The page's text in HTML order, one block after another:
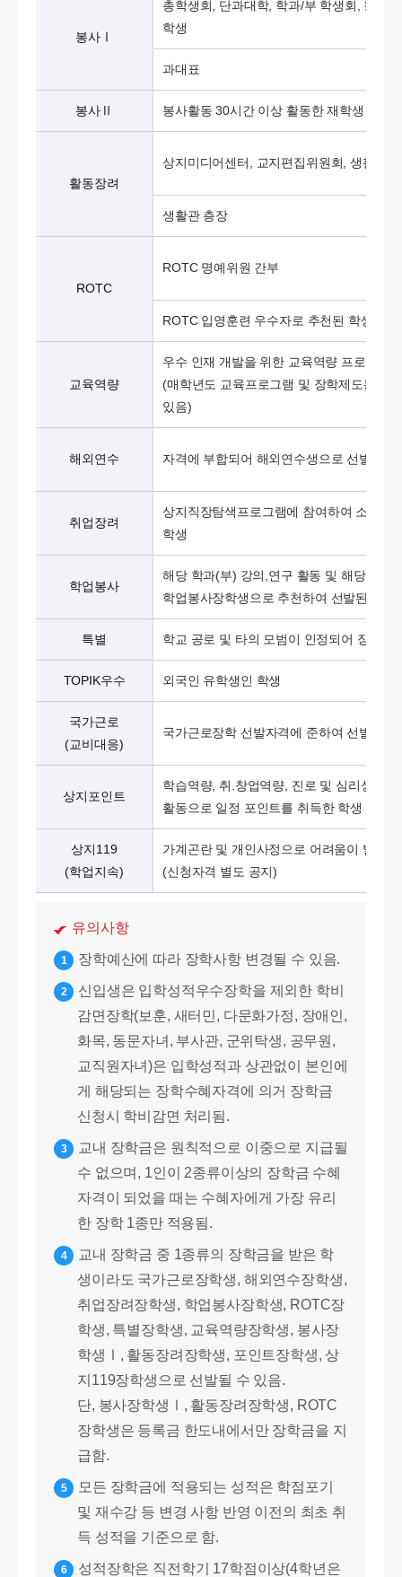
봉사Ⅰ
총학생회, 단과대학, 학과/부 학생회, 동아
학생
과대표
봉사Ⅱ 봉사활동 30시간 이상 활동한 재학생
활동장려
상지미디어센터, 교지편집위원회, 생활관,
생활관 층장
ROTC
ROTC 명예위원 간부
ROTC 입영훈련 우수자로 추천된 학생
교육역량
우수 인재 개발을 위한 교육역량 프로그램
(매학년도 교육프로그램 및 장학제도는 변
있음)
해외연수 자격에 부합되어 해외연수생으로 선발된
취업장려
상지직장탐색프로그램에 참여하여 소정의
학생
학업봉사
해당 학과(부) 강의,연구 활동 및 해당부서
학업봉사장학생으로 추천하여 선발된 학생
특별 학교 공로 및 타의 모범이 인정되어 장학생
TOPIK우수 외국인 유학생인 학생
국가근로
(교비대응)
국가근로장학 선발자격에 준하여 선발된
상지포인트
학습역량, 취.창업역량, 진로 및 심리상담,
활동으로 일정 포인트를 취득한 학생
상지119
(학업지속)
가계곤란 및 개인사정으로 어려움이 발생
(신청자격 별도 공지)
유의사항
1 장학예산에 따라 장학사항 변경될 수 있음.
2
신입생은 입학성적우수장학을 제외한 학비
감면장학(보훈, 새터민, 다문화가정, 장애인,
화목, 동문자녀, 부사관, 군위탁생, 공무원,
교직원자녀)은 입학성적과 상관없이 본인에
게 해당되는 장학수혜자격에 의거 장학금
신청시 학비감면 처리됨.
3
교내 장학금은 원칙적으로 이중으로 지급될
수 없으며, 1인이 2종류이상의 장학금 수혜
자격이 되었을 때는 수혜자에게 가장 유리
한 장학 1종만 적용됨.
4
교내 장학금 중 1종류의 장학금을 받은 학
생이라도 국가근로장학생, 해외연수장학생,
취업장려장학생, 학업봉사장학생, ROTC장
학생, 특별장학생, 교육역량장학생, 봉사장
학생Ⅰ, 활동장려장학생, 포인트장학생, 상
지119장학생으로 선발될 수 있음.
단, 봉사장학생Ⅰ, 활동장려장학생, ROTC
장학생은 등록금 한도내에서만 장학금을 지
급함.
5
모든 장학금에 적용되는 성적은 학점포기
및 재수강 등 변경 사항 반영 이전의 최초 취
득 성적을 기준으로 함.
6
성적장학은 직전학기 17학점이상(4학년은